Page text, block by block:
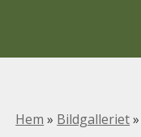
Hem » Bildgalleriet»